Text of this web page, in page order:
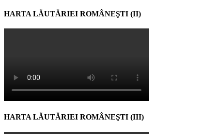
HARTA LĂUTĂRIEI ROMÂNEŞTI (II)
HARTA LĂUTĂRIEI ROMÂNEŞTI (III)